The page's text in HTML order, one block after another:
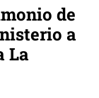
de
a
La